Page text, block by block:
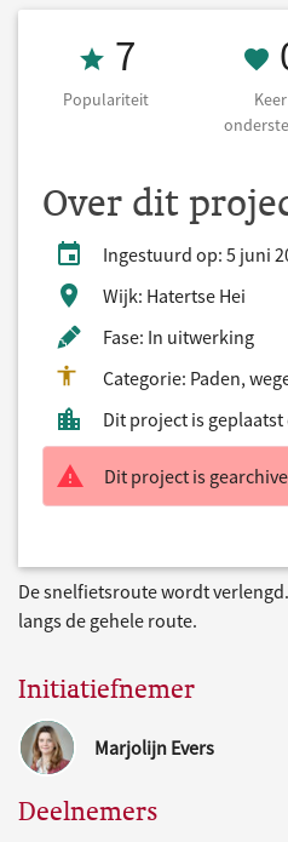
Populariteit
7
Populariteit
Keer
Over dit
Ingestuurd op: 5 juni
Wijk: Hatertse Hei
Fase: In uitwerking
Categorie: Paden,
Dit project is
Dit project is
De snelfietsroute wordt
langs de gehele route.
Initiatiefnemer
Marjolijn Evers
Deelnemers